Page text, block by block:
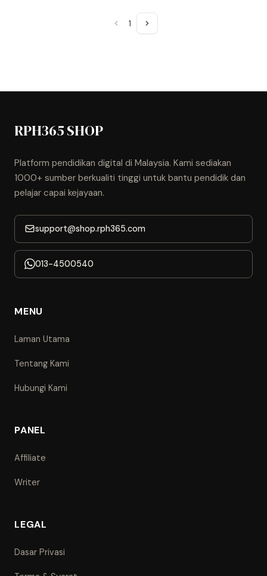
1
RPH365 SHOP
Platform pendidikan digital di Malaysia. Kami sediakan
1000+ sumber berkualiti tinggi untuk bantu pendidik dan
pelajar capai kejayaan.
support@shop.rph365.com
013-4500540
MENU
Laman Utama
Tentang Kami
Hubungi Kami
PANEL
Affiliate
Writer
LEGAL
Dasar Privasi